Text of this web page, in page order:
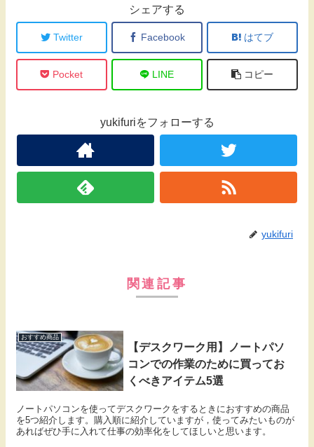
シェアする
Twitter Facebook はてブ
Pocket LINE コピー
yukifuriをフォローする
yukifuri
関連記事
おすすめ商品
【デスクワーク用】ノートパソ
コンでの作業のために買ってお
くべきアイテム5選
ノートパソコンを使ってデスクワークをするときにおすすめの商品
を5つ紹介します。購入順に紹介していますが，使ってみたいものが
あればぜひ手に入れて仕事の効率化をしてほしいと思います。